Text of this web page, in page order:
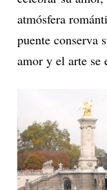
atmósfera
puente conserva
amor y el arte se